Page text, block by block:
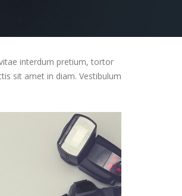
interdum pretium, tortor
sit amet in diam. Vestibulum